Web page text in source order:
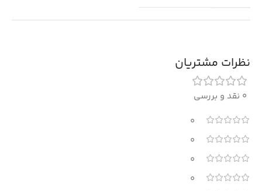
نظرات مشتریان
0 نقد و بررسی
0
0
0
0